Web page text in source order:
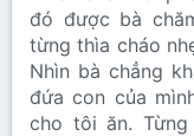
đó được bà
từng thìa cháo
Nhìn bà chẳng
đứa con của
cho tôi ăn.